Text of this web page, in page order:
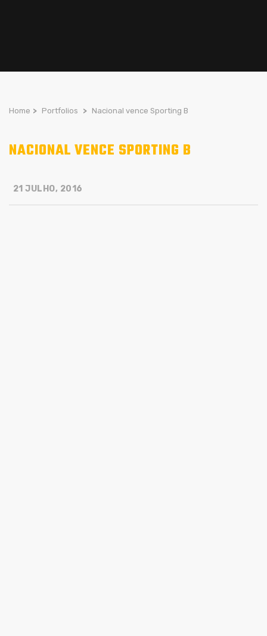
Home > Portfolios > Nacional vence Sporting B
NACIONAL VENCE SPORTING B
21 JULHO, 2016